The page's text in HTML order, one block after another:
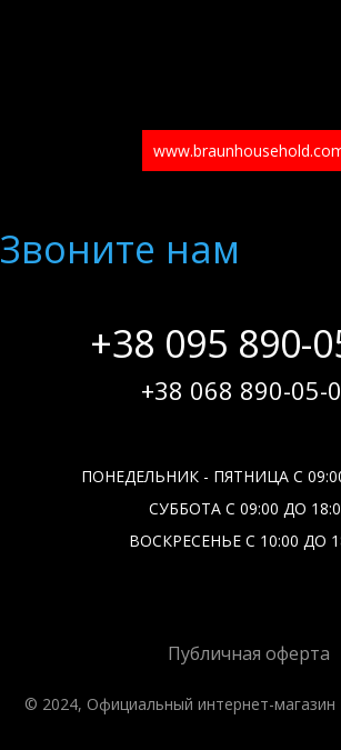
Звоните нам
+38 095 890-
+38 068 890-05-
ПОНЕДЕЛЬНИК - ПЯТНИЦА С
СУББОТА С 09:00 ДО
ВОСКРЕСЕНЬЕ С 10:00 ДО
Публичная оферта
© 2024, Официальный интернет-магазин